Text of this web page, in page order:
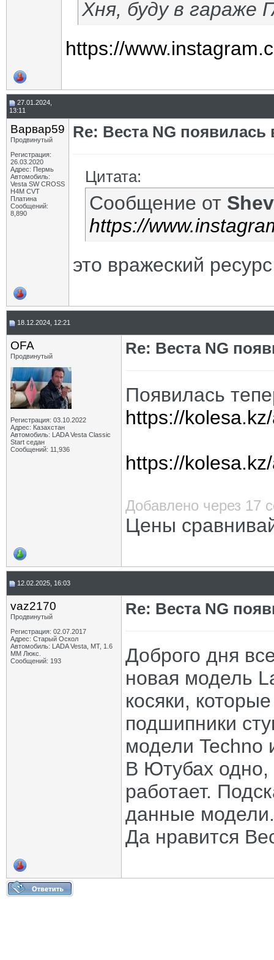
Хня, буду в гараже
https://
27.01.2024,
13:11
Варвар59
Продвинутый
Регистрация:
26.03.2020
Адрес: Пермь
Автомобиль:
Vesta SW CROSS
H4M CVT
Платина
Сообщений:
8,890
Re: Веста NG появилась
Цитата:
Сообщение от
https://
это вражеский ресурс
18.12.2024, 12:21
OFA
Продвинутый
Регистрация: 03.10.2022
Адрес: Казахстан
Автомобиль: LADA Vesta Classic
Start седан
Сообщений: 11,936
Re: Веста NG
Появилась
https://
https://
Добавлено через 17
Цены
12.02.2025, 16:03
vaz2170
Продвинутый
Регистрация: 02.07.2017
Адрес: Старый Оскол
Автомобиль: LADA Vesta, МТ, 1.6
ММ Люкс.
Сообщений: 193
Re: Веста NG
Доброго дня
новая модель
косяки,
подшипники
модели Techno
В Ютубах
работает.
данные модели.
Да нравится